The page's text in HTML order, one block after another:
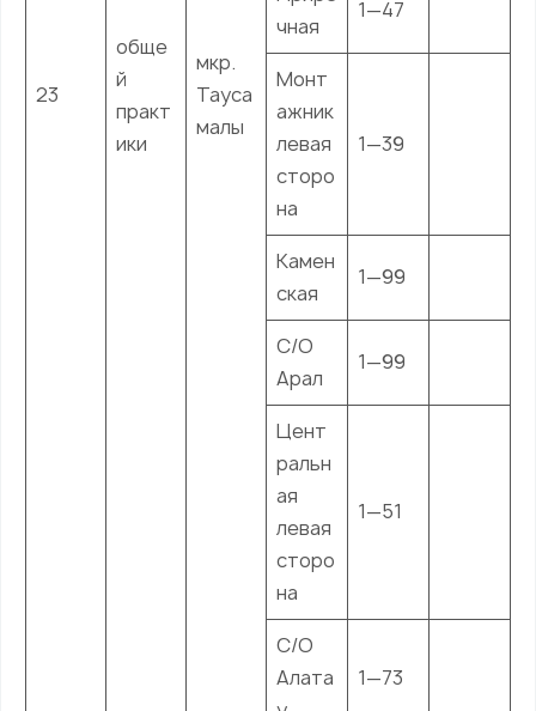
23
обще
й
практ
ики
мкр.
Тауса
малы
чная
1—47
Монт
ажник
левая
сторо
на
1—39
Камен
ская
1—99
С/О
Арал
1—99
Цент
ральн
ая
левая
сторо
на
1—51
С/О
Алата
1—73